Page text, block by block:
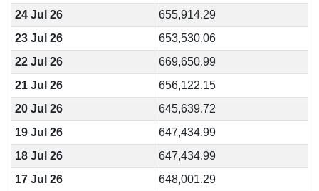
24 Jul 26
655,914.29
23 Jul 26
653,530.06
22 Jul 26
669,650.99
21 Jul 26
656,122.15
20 Jul 26
645,639.72
19 Jul 26
647,434.99
18 Jul 26
647,434.99
17 Jul 26
648,001.29